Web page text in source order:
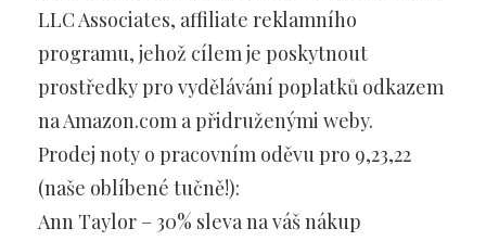
LLC Associates, affiliate reklamního
programu, jehož cílem je poskytnout
prostředky pro vydělávání poplatků odkazem
na Amazon.com a přidruženými weby.
Prodej noty o pracovním oděvu pro 9,23,22
(naše oblíbené tučně!):
Ann Taylor – 30% sleva na váš nákup